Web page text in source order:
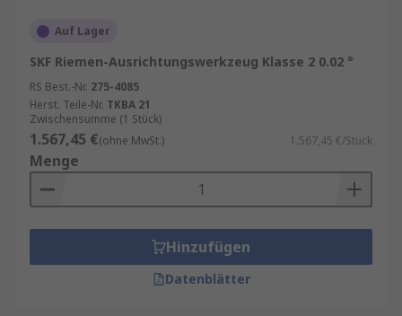
Auf Lager
SKF Riemen-Ausrichtungswerkzeug Klasse 2 0.02 °
RS Best.-Nr. 275-4085
Herst. Teile-Nr. TKBA 21
Zwischensumme (1 Stück)
1.567,45 €(ohne MwSt.) 1.567,45 €/Stück
Menge
Hinzufügen
Datenblätter